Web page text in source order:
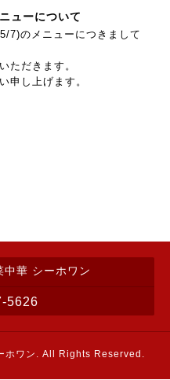
ューについて
7)のメニューにつきまして
ただきます。
申し上げます。
中華 シーホワン
5626
ホワン . All Rights Reserved.